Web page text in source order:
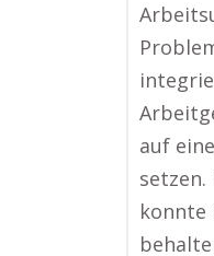
auf
setzen.
konnte